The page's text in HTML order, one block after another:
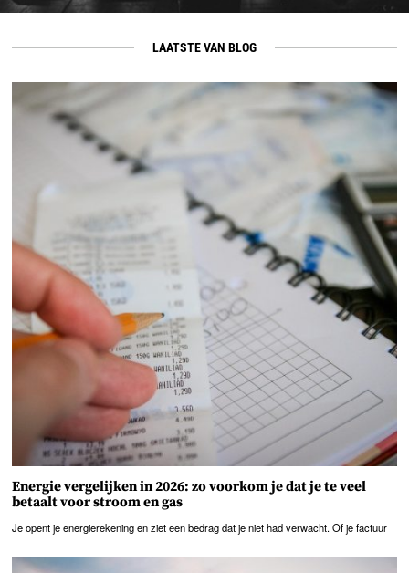
LAATSTE VAN BLOG
Energie vergelijken in 2026: zo voorkom je dat je te veel
betaalt voor stroom en gas
Je opent je energierekening en ziet een bedrag dat je niet had verwacht. Of je factuur